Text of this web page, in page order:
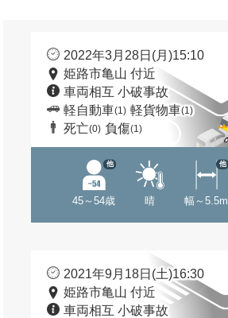
2022年3月28日(月)15:10
姫路市亀山 付近
車両相互 小破事故
軽自動車(1) 軽貨物車(1)
死亡(0) 負傷(1)
45～54歳
他
晴 幅～5.5m
他
2021年9月18日(土)16:30
姫路市亀山 付近
車両相互 小破事故